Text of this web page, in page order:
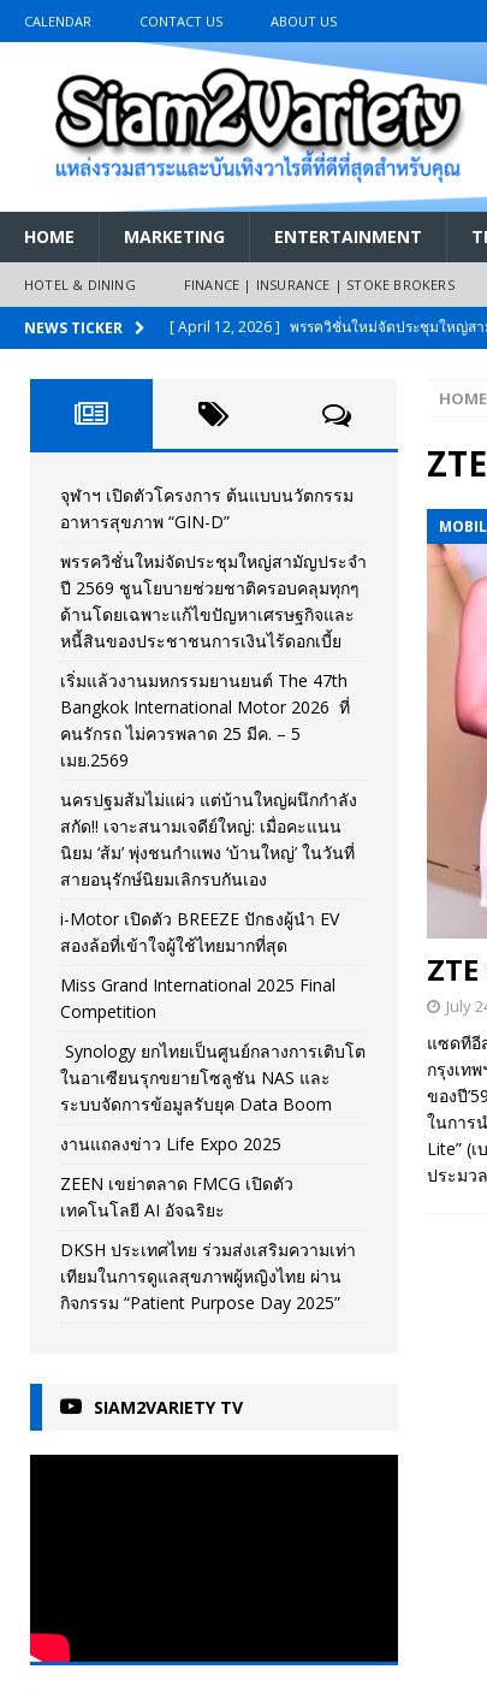
CALENDAR CONTACT US ABOUT US
HOME MARKETING ENTERTAINMENT
HOTEL & DINING FINANCE | INSURANCE | STOKE BROKERS
NEWS TICKER [ April 12, 2026 ] พรรควิชั่นใหม่จัดประชุมใหญ่ส
[ March 26, 2026 ]
เริ่มแล้วงานมหกรรมยานยน
เมย.2569
AUTO NEWS
[ February 10, 2026 ] นครปฐมส้มไม่แผ่ว แต่บ้านใ
วันที่สายอนุรักษ์นิยมเลิกรบกันเอง
PR NEWS
[ November 26, 2025 ] i-Motor เปิดตัว
[ April 30, 2026 ] จุฬาฯ เปิดตัวโครงการ ต้นแบบ
HOME
July
แซดทีอี
กรุงเท
ของปี
ในการ
Lite” (
ประมว
จุฬาฯ เปิดตัวโครงการ ต้นแบบนวัตกรรม
อาหารสุขภาพ “GIN-D”
พรรควิชั่นใหม่จัดประชุมใหญ่สามัญประจำ
ปี 2569 ชูนโยบายช่วยชาติครอบคลุมทุกๆ
ด้านโดยเฉพาะแก้ไขปัญหาเศรษฐกิจและ
หนี้สินของประชาชนการเงินไร้ดอกเบี้ย
เริ่มแล้วงานมหกรรมยานยนต์ The 47th
Bangkok International Motor 2026 ที่
คนรักรถ ไม่ควรพลาด 25 มีค. – 5
เมย.2569
นครปฐมส้มไม่แผ่ว แต่บ้านใหญ่ผนึกกำลัง
สกัด!! เจาะสนามเจดีย์ใหญ่: เมื่อคะแนน
นิยม ‘ส้ม’ พุ่งชนกำแพง ‘บ้านใหญ่’ ในวันที่
สายอนุรักษ์นิยมเลิกรบกันเอง
i-Motor เปิดตัว BREEZE ปักธงผู้นำ EV
สองล้อที่เข้าใจผู้ใช้ไทยมากที่สุด
Miss Grand International 2025 Final
Competition
Synology ยกไทยเป็นศูนย์กลางการเติบโต
ในอาเซียนรุกขยายโซลูชัน NAS และ
ระบบจัดการข้อมูลรับยุค Data Boom
งานแถลงข่าว Life Expo 2025
ZEEN เขย่าตลาด FMCG เปิดตัว
เทคโนโลยี AI อัจฉริยะ
DKSH ประเทศไทย ร่วมส่งเสริมความเท่า
เทียมในการดูแลสุขภาพผู้หญิงไทย ผ่าน
กิจกรรม “Patient Purpose Day 2025”
SIAM2VARIETY TV